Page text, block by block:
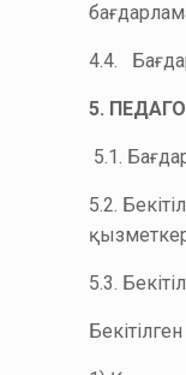
4.4.
5.
5.1.
5.2.
5.3.